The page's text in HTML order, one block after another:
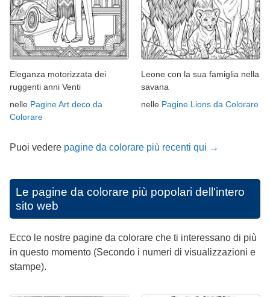
Eleganza motorizzata dei
ruggenti anni Venti
nelle Pagine Art deco da
Colorare
Leone con la sua famiglia nella
savana
nelle Pagine Lions da Colorare
Puoi vedere pagine da colorare più recenti qui →
Le pagine da colorare più popolari dell'intero
sito web
Ecco le nostre pagine da colorare che ti interessano di più
in questo momento (Secondo i numeri di visualizzazioni e
stampe).